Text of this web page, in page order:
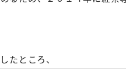
たところ、